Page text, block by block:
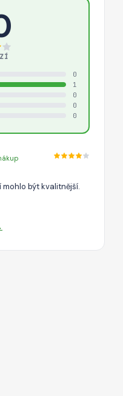
0
1
0
0
0
mohlo být kvalitnější.